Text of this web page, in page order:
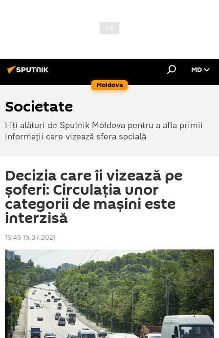
Moldova
MD
Societate
Fiți alături de Sputnik Moldova pentru a afla primii
informații care vizează sfera socială
Decizia care îi vizează pe
șoferi: Circulația unor
categorii de mașini este
interzisă
16:46 15.07.2021